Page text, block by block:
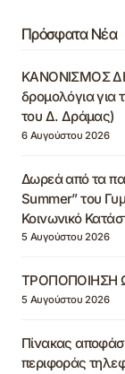
Πρόσφατα Νέα
ΚΑΝΟΝΙΣΜΟΣ
δρομολόγια για
του Δ. Δράμας)
6 Αυγούστου 2026
Δωρεά από τα
Summer” του
Κοινωνικό
5 Αυγούστου 2026
ΤΡΟΠΟΠΟΙΗΣΗ
5 Αυγούστου 2026
Πίνακας
περιφοράς